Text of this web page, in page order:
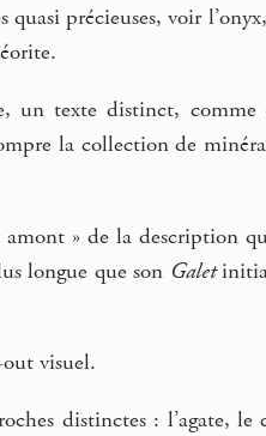
précieuses, voir
un texte distinct, comme
la collection de
amont » de la description
longue que son Galet
visuel.
distinctes : l’agate, le